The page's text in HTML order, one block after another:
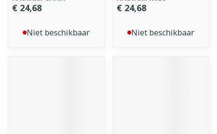
€ 24,68
Niet beschikbaar
€ 24,68
Niet beschikbaar